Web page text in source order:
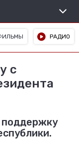
РАДИО
с
поддержку